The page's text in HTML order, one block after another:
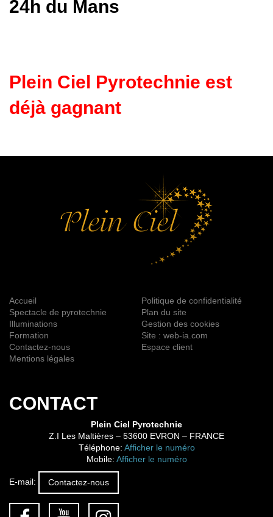
24h du Mans
Plein Ciel Pyrotechnie est
déjà gagnant
Accueil
Spectacle de pyrotechnie
Illuminations
Formation
Contactez-nous
Mentions légales
Politique de confidentialité
Plan du site
Gestion des cookies
Site : web-ia.com
Espace client
CONTACT
Plein Ciel Pyrotechnie
Z.I Les Maltières – 53600 EVRON – FRANCE
Téléphone: Afficher le numéro
Mobile: Afficher le numéro
E-mail: Contactez-nous